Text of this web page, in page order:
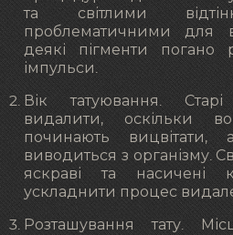
та світлими
проблематичними для
деякі пігменти погано
імпульси.
Вік татуювання.
видалити, оскільки
починають вицвітати,
виводиться з організму.
яскраві та
ускладнити процес
Розташування тату.